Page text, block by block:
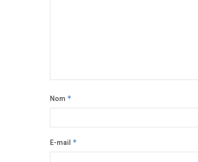
Nom *
E-mail *